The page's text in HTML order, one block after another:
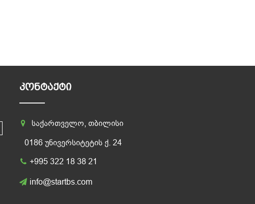
ᲙᲝᲜᲢᲐᲥᲢᲘ
საქართველო, თბილისი
0186 უნივერსიტეტის ქ. 24
+995 322 18 38 21
info@startbs.com